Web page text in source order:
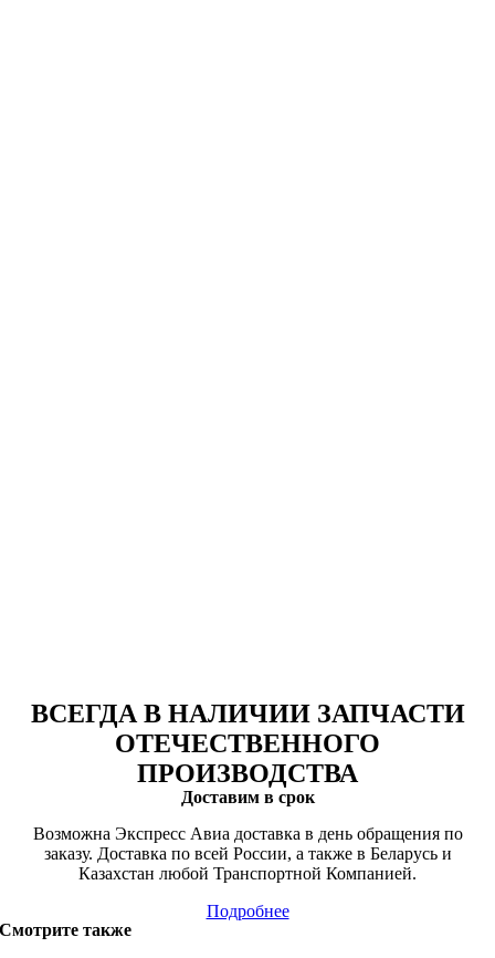
ВСЕГДА В НАЛИЧИИ ЗАПЧАСТИ
ОТЕЧЕСТВЕННОГО
ПРОИЗВОДСТВА
Доставим в срок
Возможна Экспресс Авиа доставка в день обращения по
заказу. Доставка по всей России, а также в Беларусь и
Казахстан любой Транспортной Компанией.
Подробнее
Смотрите также